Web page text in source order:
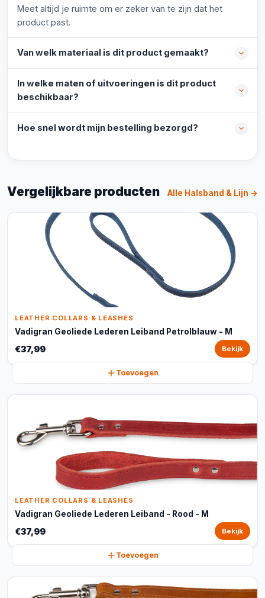
Meet altijd je ruimte om er zeker van te zijn dat het
product past.
Van welk materiaal is dit product gemaakt?
In welke maten of uitvoeringen is dit product
beschikbaar?
Hoe snel wordt mijn bestelling bezorgd?
Vergelijkbare producten Alle Halsband & Lijn →
LEATHER COLLARS & LEASHES
Vadigran Geoliede Lederen Leiband Petrolblauw - M
€37,99 Bekijk
Toevoegen
LEATHER COLLARS & LEASHES
Vadigran Geoliede Lederen Leiband - Rood - M
€37,99 Bekijk
Toevoegen